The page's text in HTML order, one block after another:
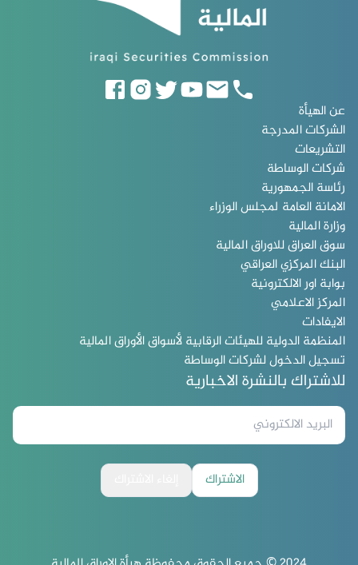
عن الهيأة
الشركات المدرجة
التشريعات
شركات الوساطة
رئاسة الجمهورية
الامانة العامة لمجلس الوزراء
وزارة المالية
سوق العراق للاوراق المالية
البنك المركزي العراقي
بوابة اور الالكترونية
المركز الاعلامي
الايفادات
المنظمة الدولية للهيئات الرقابية لأسواق الأوراق المالية
تسجيل الدخول لشركات الوساطة
للاشتراك بالنشرة الاخبارية
الاشتراك